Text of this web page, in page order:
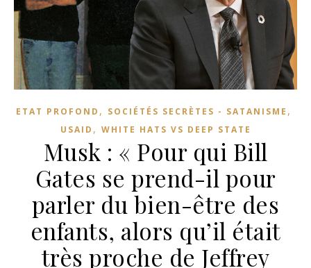
ETAT PROFOND , SOCIÉTÉS SECRÈTES - SATANISME ,
USAID , WHITE HATS VS DEEP STATE
Musk : « Pour qui Bill
Gates se prend-il pour
parler du bien-être des
enfants, alors qu’il était
très proche de Jeffrey